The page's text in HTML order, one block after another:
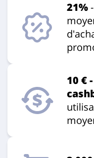
21%
10 €